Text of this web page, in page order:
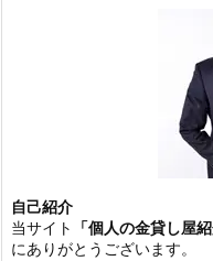
自己紹介
当サイト
「個人の金貸し屋
にありがとうございます。